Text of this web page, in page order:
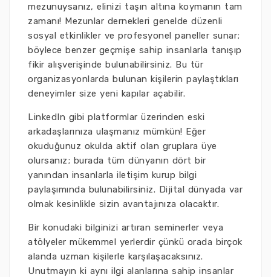
mezunuysanız, elinizi taşın altına koymanın tam
zamanı! Mezunlar dernekleri genelde düzenli
sosyal etkinlikler ve profesyonel paneller sunar;
böylece benzer geçmişe sahip insanlarla tanışıp
fikir alışverişinde bulunabilirsiniz. Bu tür
organizasyonlarda bulunan kişilerin paylaştıkları
deneyimler size yeni kapılar açabilir.
LinkedIn gibi platformlar üzerinden eski
arkadaşlarınıza ulaşmanız mümkün! Eğer
okuduğunuz okulda aktif olan gruplara üye
olursanız; burada tüm dünyanın dört bir
yanından insanlarla iletişim kurup bilgi
paylaşımında bulunabilirsiniz. Dijital dünyada var
olmak kesinlikle sizin avantajınıza olacaktır.
Bir konudaki bilginizi artıran seminerler veya
atölyeler mükemmel yerlerdir çünkü orada birçok
alanda uzman kişilerle karşılaşacaksınız.
Unutmayın ki aynı ilgi alanlarına sahip insanlar